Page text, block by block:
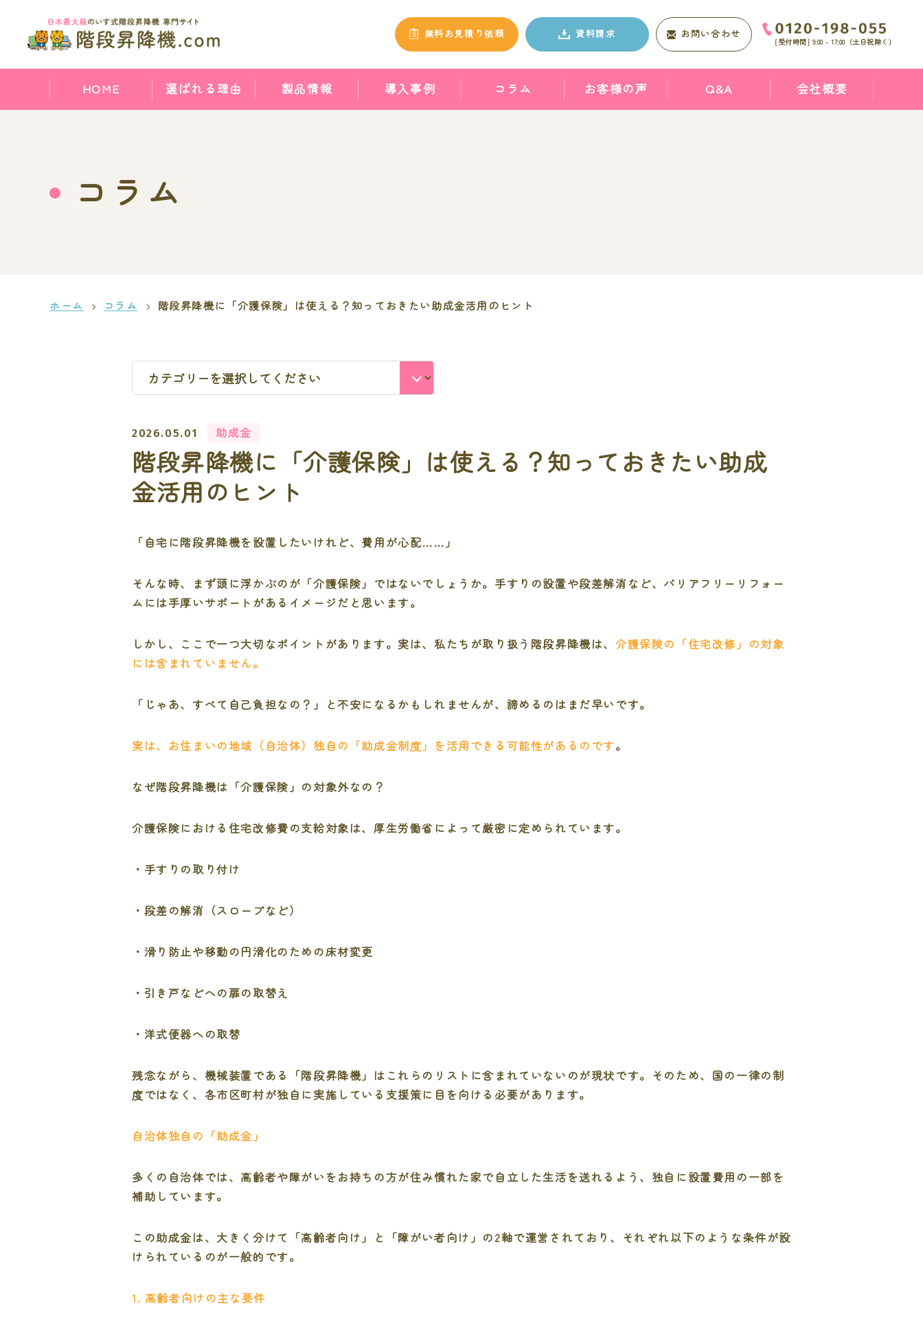
無料お見積り依頼 資料請求 お問い合わせ
[受付時間] 9:00 - 17:00（土日祝除く）
HOME 選ばれる理由 製品情報 導入事例 コラム お客様の声 Q&A 会社概要
コラム
ホーム コラム 階段昇降機に「介護保険」は使える？知っておきたい助成金活用のヒント
2026.05.01 助成金
階段昇降機に「介護保険」は使える？知っておきたい助成
金活用のヒント
「自宅に階段昇降機を設置したいけれど、費用が心配……」
そんな時、まず頭に浮かぶのが「介護保険」ではないでしょうか。手すりの設置や段差解消など、バリアフリーリフォー
ムには手厚いサポートがあるイメージだと思います。
しかし、ここで一つ大切なポイントがあります。実は、私たちが取り扱う階段昇降機は、 介護保険の「住宅改修」の対象
には含まれていません。
「じゃあ、すべて自己負担なの？」と不安になるかもしれませんが、諦めるのはまだ早いです。
実は、お住まいの地域（自治体）独自の「助成金制度」を活用できる可能性があるのです。
なぜ階段昇降機は「介護保険」の対象外なの？
介護保険における住宅改修費の支給対象は、厚生労働省によって厳密に定められています。
・手すりの取り付け
・段差の解消（スロープなど）
・滑り防止や移動の円滑化のための床材変更
・引き戸などへの扉の取替え
・洋式便器への取替
残念ながら、機械装置である「階段昇降機」はこれらのリストに含まれていないのが現状です。そのため、国の一律の制
度ではなく、各市区町村が独自に実施している支援策に目を向ける必要があります。
自治体独自の「助成金」
多くの自治体では、高齢者や障がいをお持ちの方が住み慣れた家で自立した生活を送れるよう、独自に設置費用の一部を
補助しています。
この助成金は、大きく分けて「高齢者向け」と「障がい者向け」の2軸で運営されており、それぞれ以下のような条件が設
けられているのが一般的です。
1. 高齢者向けの主な要件